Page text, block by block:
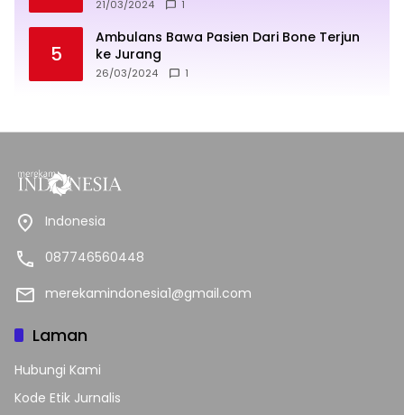
21/03/2024 1
5
Ambulans Bawa Pasien Dari Bone Terjun
ke Jurang
26/03/2024 1
Indonesia
087746560448
merekamindonesia1@gmail.com
Laman
Hubungi Kami
Kode Etik Jurnalis